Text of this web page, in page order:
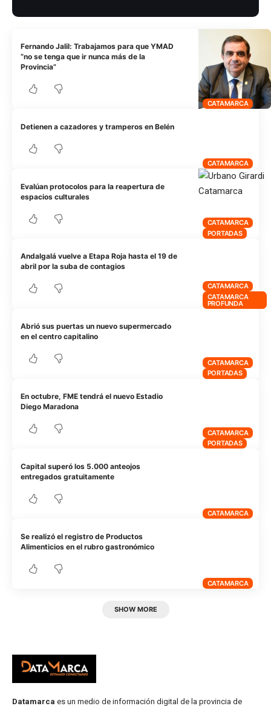
CATAMARCA
Fernando Jalil: Trabajamos para que YMAD
“no se tenga que ir nunca más de la
Provincia”
CATAMARCA
Detienen a cazadores y tramperos en Belén
CATAMARCA
PORTADAS
Evalúan protocolos para la reapertura de
espacios culturales
CATAMARCA
CATAMARCA
PROFUNDA
Andalgalá vuelve a Etapa Roja hasta el 19 de
abril por la suba de contagios
CATAMARCA
PORTADAS
Abrió sus puertas un nuevo supermercado
en el centro capitalino
CATAMARCA
PORTADAS
En octubre, FME tendrá el nuevo Estadio
Diego Maradona
CATAMARCA
Capital superó los 5.000 anteojos
entregados gratuitamente
CATAMARCA
Se realizó el registro de Productos
Alimenticios en el rubro gastronómico
SHOW MORE
Datamarca es un medio de información digital de la provincia de